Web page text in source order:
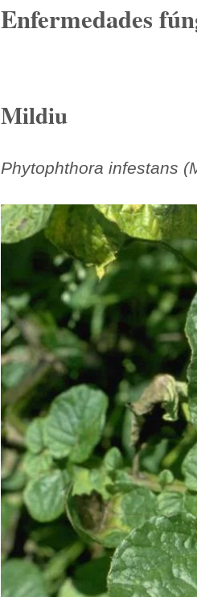
Enfermedades
Mildiu
Phytophthora infestans